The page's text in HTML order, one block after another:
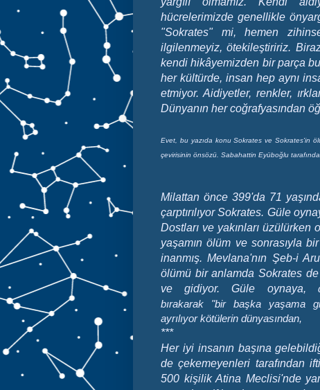
hücrelerimizde genellikle
"Sokrates" mi, hemen
ilgilenmeyiz, ötekileştiririz.
kendi hikâyemizden bir parça
her kültürde, insan hep aynı
etmiyor. Aidiyetler, renkler,
Dünyanın her coğrafyasından
Evet, bu yazıda konu Sokrates ve Sokrates'in
çevirisinin önsözü. Sabahattin Eyüboğlu
Milattan önce 399'da 71
çarptırılıyor Sokrates. Güle
Dostları ve yakınları üzülürken
yaşamın ölüm ve sonrasıyla
inanmış. Mevlana'nın Şeb-i
ölümü bir anlamda Sokrates
ve gidiyor. Güle oynaya,
bırakarak "bir başka yaşama
ayrılıyor kötülerin dünyasından,
***
Her iyi insanın başına
de çekemeyenleri tarafından
500 kişilik Atina Meclisi'nde